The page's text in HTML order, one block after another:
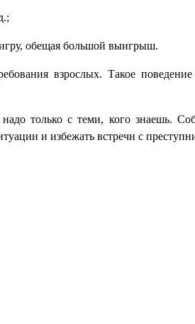
игру, обещая большой выигрыш.
взрослых. Такое
только с теми, кого знаешь.
и избежать встречи с